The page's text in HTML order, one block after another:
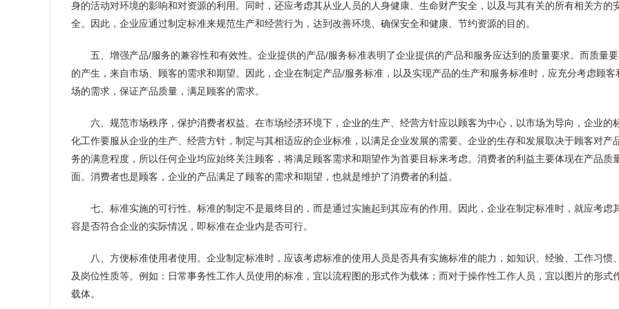
身的活动对环境的影响和对资源的利用。同时，还应考虑其从业人员的人身健康、生命财产安全，以及与其有关的所有相关方的
全。因此，企业应通过制定标准来规范生产和经营行为，达到改善环境、确保安全和健康、节约资源的目的。
五、增强产品/服务的兼容性和有效性。企业提供的产品/服务标准表明了企业提供的产品和服务应达到的质量要求。而质量
的产生，来自市场、顾客的需求和期望。因此，企业在制定产品/服务标准，以及实现产品的生产和服务标准时，应充分考虑顾客
场的需求，保证产品质量，满足顾客的需求。
六、规范市场秩序，保护消费者权益。在市场经济环境下，企业的生产、经营方针应以顾客为中心，以市场为导向，企业的
化工作要服从企业的生产、经营方针，制定与其相适应的企业标准，以满足企业发展的需要。企业的生存和发展取决于顾客对产
务的满意程度，所以任何企业均应始终关注顾客，将满足顾客需求和期望作为首要目标来考虑。消费者的利益主要体现在产品质
面。消费者也是顾客，企业的产品满足了顾客的需求和期望，也就是维护了消费者的利益。
七、标准实施的可行性。标准的制定不是最终目的，而是通过实施起到其应有的作用。因此，企业在制定标准时，就应考虑
容是否符合企业的实际情况，即标准在企业内是否可行。
八、方便标准使用者使用。企业制定标准时，应该考虑标准的使用人员是否具有实施标准的能力，如知识、经验、工作习惯
及岗位性质等。例如：日常事务性工作人员使用的标准，宜以流程图的形式作为载体；而对于操作性工作人员，宜以图片的形式
载体。